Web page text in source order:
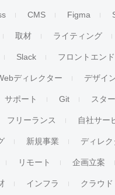
CMS Figma
取材 ライティング
Slack フロントエンド
ディレクター デザイ
サポート Git スタ
フリーランス 自社サー
新規事業 ディレク
リモート 企画立案
インフラ クラウド